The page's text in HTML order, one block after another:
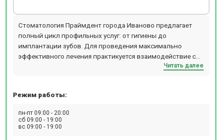
Стоматология Праймдент города Иваново предлагает
полный цикл профильных услуг: от гигиены до
имплантации зубов. Для проведения максимально
эффективного лечения практикуется взаимодействие со
смежными специалистами. В наличии вся необходимая
взрослых. Услуги: В стоматологии Праймдент
гигиена, лечение зубов, лечение десен, хирургия,
ортодонтия, имплантация, протезирование, эстетическая
Читать далее
Режим работы:
пн-пт 09:00 - 20:00
сб 09:00 - 19:00
вс 09:00 - 19:00